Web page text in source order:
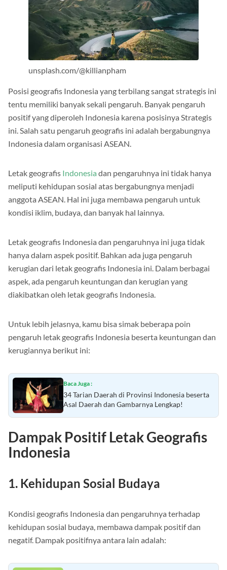
unsplash.com/@killianpham
Posisi geografis Indonesia yang terbilang sangat strategis ini
tentu memiliki banyak sekali pengaruh. Banyak pengaruh
positif yang diperoleh Indonesia karena posisinya Strategis
ini. Salah satu pengaruh geografis ini adalah bergabungnya
Indonesia dalam organisasi ASEAN.
Letak geografis Indonesia dan pengaruhnya ini tidak hanya
meliputi kehidupan sosial atas bergabungnya menjadi
anggota ASEAN. Hal ini juga membawa pengaruh untuk
kondisi iklim, budaya, dan banyak hal lainnya.
Letak geografis Indonesia dan pengaruhnya ini juga tidak
hanya dalam aspek positif. Bahkan ada juga pengaruh
kerugian dari letak geografis Indonesia ini. Dalam berbagai
aspek, ada pengaruh keuntungan dan kerugian yang
diakibatkan oleh letak geografis Indonesia.
Untuk lebih jelasnya, kamu bisa simak beberapa poin
pengaruh letak geografis Indonesia beserta keuntungan dan
kerugiannya berikut ini:
Baca Juga :
34 Tarian Daerah di Provinsi Indonesia beserta
Asal Daerah dan Gambarnya Lengkap!
Dampak Positif Letak Geografis
Indonesia
1. Kehidupan Sosial Budaya
Kondisi geografis Indonesia dan pengaruhnya terhadap
kehidupan sosial budaya, membawa dampak positif dan
negatif. Dampak positifnya antara lain adalah: